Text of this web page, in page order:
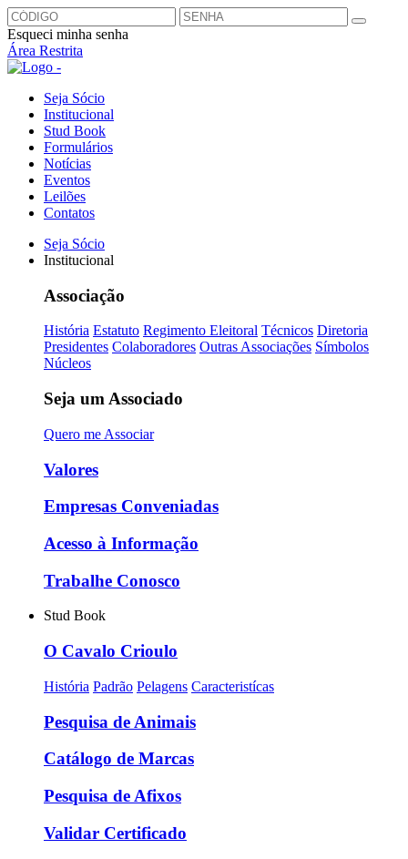
Esqueci minha senha
Área Restrita
Seja Sócio
Institucional
Stud Book
Formulários
Notícias
Eventos
Leilões
Contatos
Seja Sócio
Institucional
Associação
História Estatuto Regimento Eleitoral Técnicos Diretoria
Presidentes Colaboradores Outras Associações Símbolos
Núcleos
Seja um Associado
Quero me Associar
Valores
Empresas Conveniadas
Acesso à Informação
Trabalhe Conosco
Stud Book
O Cavalo Crioulo
História Padrão Pelagens Caracteristícas
Pesquisa de Animais
Catálogo de Marcas
Pesquisa de Afixos
Validar Certificado